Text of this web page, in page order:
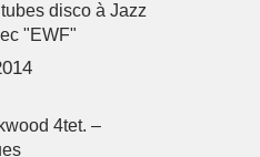
disco à Jazz
"EWF"
4tet. –